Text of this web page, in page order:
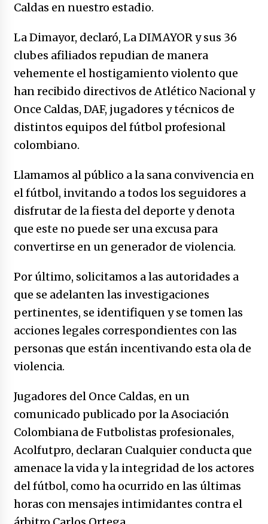
Caldas en nuestro estadio.
La Dimayor, declaró, La DIMAYOR y sus 36
clubes afiliados repudian de manera
vehemente el hostigamiento violento que
han recibido directivos de Atlético Nacional y
Once Caldas, DAF, jugadores y técnicos de
distintos equipos del fútbol profesional
colombiano.
Llamamos al público a la sana convivencia en
el fútbol, invitando a todos los seguidores a
disfrutar de la fiesta del deporte y denota
que este no puede ser una excusa para
convertirse en un generador de violencia.
Por último, solicitamos a las autoridades a
que se adelanten las investigaciones
pertinentes, se identifiquen y se tomen las
acciones legales correspondientes con las
personas que están incentivando esta ola de
violencia.
Jugadores del Once Caldas, en un
comunicado publicado por la Asociación
Colombiana de Futbolistas profesionales,
Acolfutpro, declaran Cualquier conducta que
amenace la vida y la integridad de los actores
del fútbol, como ha ocurrido en las últimas
horas con mensajes intimidantes contra el